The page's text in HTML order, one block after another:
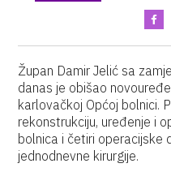
Župan Damir Jelić sa
danas je obišao
karlovačkoj Općoj bolnici.
rekonstrukciju, uređenje i
bolnica i četiri operacijske
jednodnevne kirurgije.